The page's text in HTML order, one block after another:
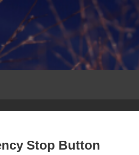
Stop Button